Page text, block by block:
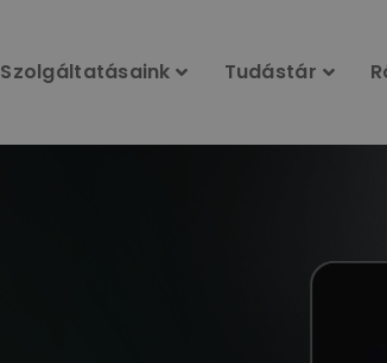
Szolgáltatásaink Tudástár